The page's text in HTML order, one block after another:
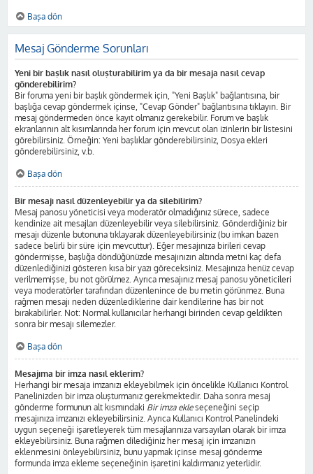
Başa dön
Mesaj Gönderme Sorunları
Yeni bir başlık nasıl oluşturabilirim ya da bir mesaja nasıl cevap
gönderebilirim?
Bir foruma yeni bir başlık göndermek için, "Yeni Başlık" bağlantısına, bir
başlığa cevap göndermek içinse, "Cevap Gönder" bağlantısına tıklayın. Bir
mesaj göndermeden önce kayıt olmanız gerekebilir. Forum ve başlık
ekranlarının alt kısımlarında her forum için mevcut olan izinlerin bir listesini
görebilirsiniz. Örneğin: Yeni başlıklar gönderebilirsiniz, Dosya ekleri
gönderebilirsiniz, v.b.
Başa dön
Bir mesajı nasıl düzenleyebilir ya da silebilirim?
Mesaj panosu yöneticisi veya moderatör olmadığınız sürece, sadece
kendinize ait mesajları düzenleyebilir veya silebilirsiniz. Gönderdiğiniz bir
mesajı düzenle butonuna tıklayarak düzenleyebilirsiniz (bu imkan bazen
sadece belirli bir süre için mevcuttur). Eğer mesajınıza birileri cevap
göndermişse, başlığa döndüğünüzde mesajınızın altında metni kaç defa
düzenlediğinizi gösteren kısa bir yazı göreceksiniz. Mesajınıza henüz cevap
verilmemişse, bu not görülmez. Ayrıca mesajınız mesaj panosu yöneticileri
veya moderatörler tarafından düzenlenince de bu metin görünmez. Buna
rağmen mesajı neden düzenlediklerine dair kendilerine has bir not
bırakabilirler. Not: Normal kullanıcılar herhangi birinden cevap geldikten
sonra bir mesajı silemezler.
Başa dön
Mesajıma bir imza nasıl eklerim?
Herhangi bir mesaja imzanızı ekleyebilmek için öncelikle Kullanıcı Kontrol
Panelinizden bir imza oluşturmanız gerekmektedir. Daha sonra mesaj
gönderme formunun alt kısmındaki Bir imza ekleseçeneğini seçip
mesajınıza imzanızı ekleyebilirsiniz. Ayrıca Kullanıcı Kontrol Panelindeki
uygun seçeneği işaretleyerek tüm mesajlarınıza varsayılan olarak bir imza
ekleyebilirsiniz. Buna rağmen dilediğiniz her mesaj için imzanızın
eklenmesini önleyebilirsiniz, bunu yapmak içinse mesaj gönderme
formunda imza ekleme seçeneğinin işaretini kaldırmanız yeterlidir.